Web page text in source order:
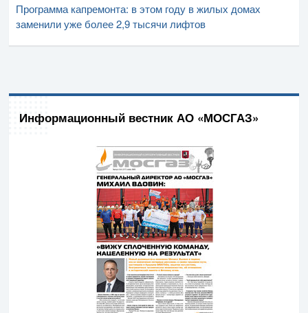
Программа капремонта: в этом году в жилых домах
заменили уже более 2,9 тысячи лифтов
Информационный вестник АО «МОСГАЗ»